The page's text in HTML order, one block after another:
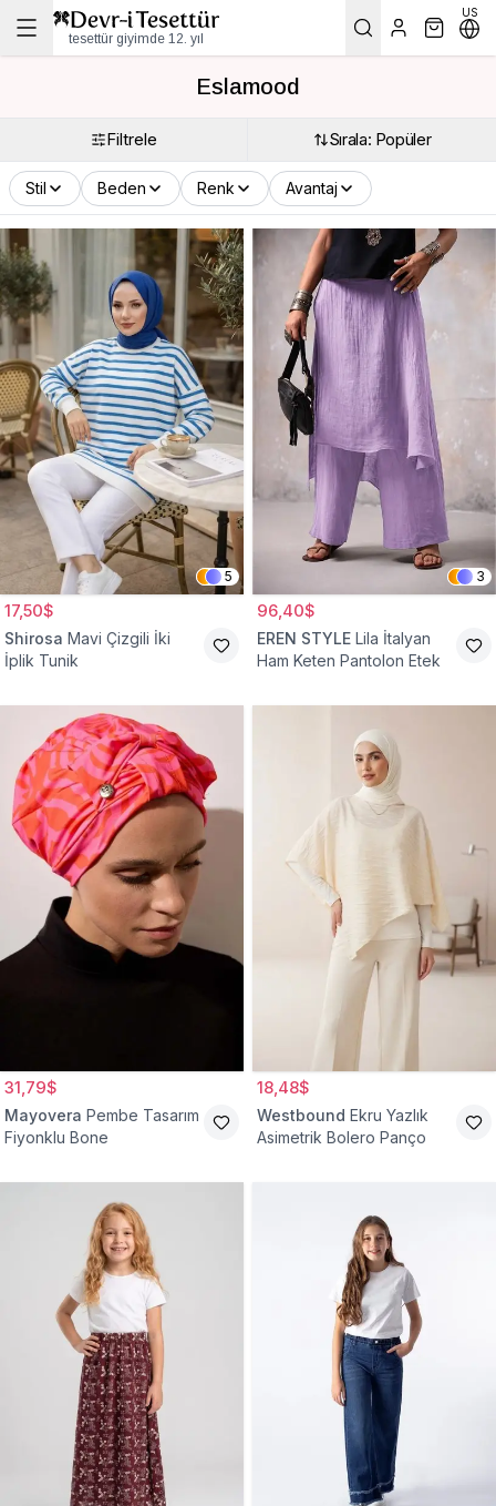
tesettür giyimde 12. yıl
US
Eslamood
Filtrele Sırala: Popüler
Stil Beden Renk Avantaj
5
17,50$
Shirosa Mavi Çizgili İki
İplik Tunik
3
96,40$
EREN STYLE Lila İtalyan
Ham Keten Pantolon Etek
31,79$
Mayovera Pembe Tasarım
Fiyonklu Bone
18,48$
Westbound Ekru Yazlık
Asimetrik Bolero Panço